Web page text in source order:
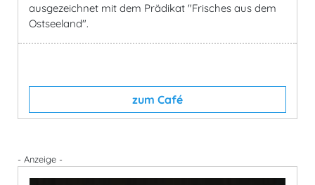
ausgezeichnet mit dem Prädikat "Frisches aus dem
Ostseeland".
zum Café
- Anzeige -